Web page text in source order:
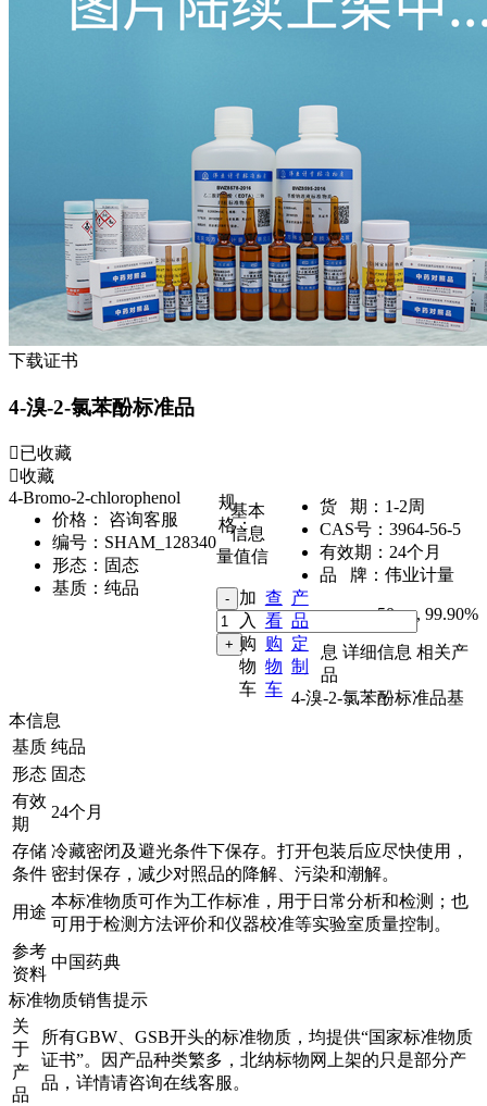
下载证书
4-溴-2-氯苯酚标准品
已收藏
收藏
4-Bromo-2-chlorophenol
价格：
咨询客服
编号： SHAM_128340
形态： 固态
基质： 纯品
货 期： 1-2周
CAS号： 3964-56-5
有效期： 24个月
品 牌： 伟业计量
规
格：
50mg, 99.90%
加
入
购
物
车
查
看
购
物
车
产
品
定
制
基本
信息
量值信
息 详细信息 相关产
品
4-溴-2-氯苯酚标准品基
本信息
基质 纯品
形态 固态
有效
期
24个月
存储
条件
冷藏密闭及避光条件下保存。打开包装后应尽快使用，
密封保存，减少对照品的降解、污染和潮解。
用途
本标准物质可作为工作标准，用于日常分析和检测；也
可用于检测方法评价和仪器校准等实验室质量控制。
参考
资料
中国药典
标准物质销售提示
关
于
产
品
所有GBW、GSB开头的标准物质，均提供“国家标准物质
证书”。因产品种类繁多，北纳标物网上架的只是部分产
品，详情请咨询在线客服。